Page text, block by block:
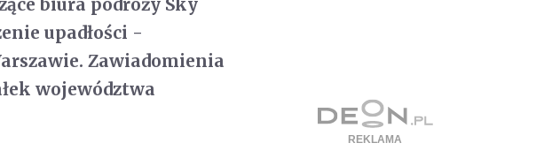
upadłości -
Zawiadomienia
województwa